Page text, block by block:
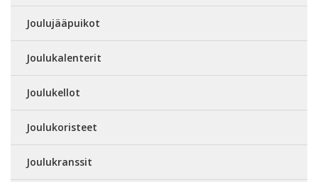
Joulujääpuikot
Joulukalenterit
Joulukellot
Joulukoristeet
Joulukranssit